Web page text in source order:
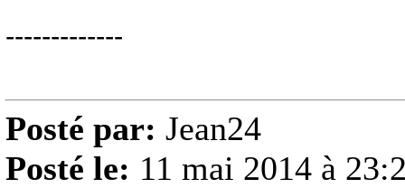
-------------
Posté par: Jean24
Posté le: 11 mai 2014 à